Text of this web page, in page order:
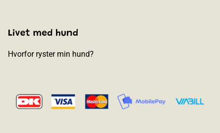
Livet med hund
Hvorfor ryster min hund?